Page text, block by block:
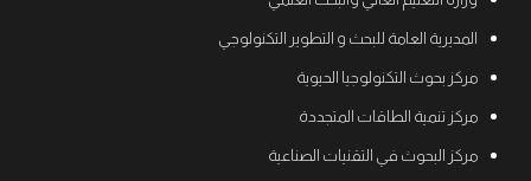
المديرية العامة للبحث و التطوير التكنولوجي
مركز بحوث التكنولوجيا الحيوية
مركز تنمية الطاقات المتجددة
مركز البحوث في التقنيات الصناعية